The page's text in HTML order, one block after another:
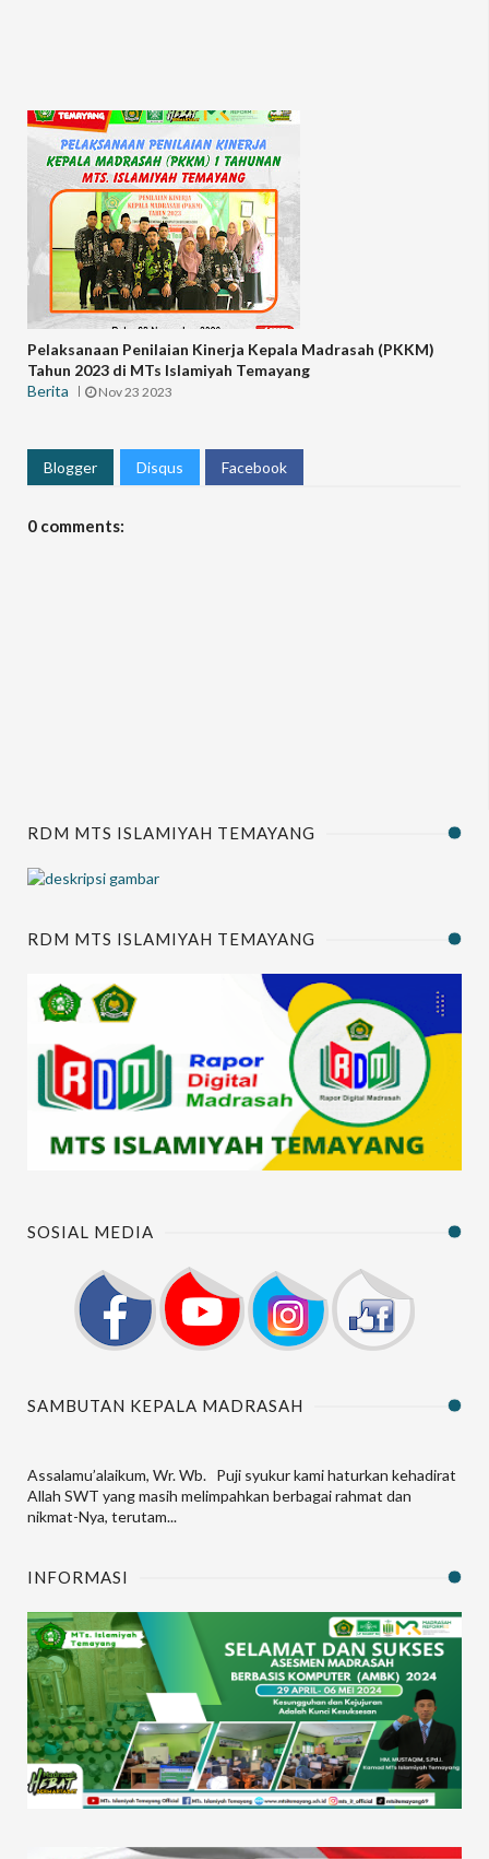
Pelaksanaan Penilaian Kinerja Kepala Madrasah (PKKM)
Tahun 2023 di MTs Islamiyah Temayang
Berita
Nov 23 2023
Blogger Disqus Facebook
0 comments:
RDM MTS ISLAMIYAH TEMAYANG
RDM MTS ISLAMIYAH TEMAYANG
SOSIAL MEDIA
SAMBUTAN KEPALA MADRASAH
Assalamu’alaikum, Wr. Wb. Puji syukur kami haturkan kehadirat
Allah SWT yang masih melimpahkan berbagai rahmat dan
nikmat-Nya, terutam...
INFORMASI